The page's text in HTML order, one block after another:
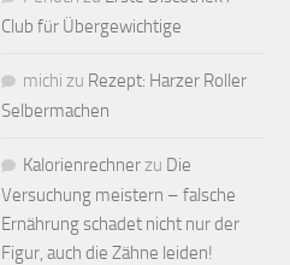
Club für Übergewichtige
michi zu Rezept: Harzer Roller
Selbermachen
Kalorienrechnerzu Die
Versuchung meistern – falsche
Ernährung schadet nicht nur der
Figur, auch die Zähne leiden!